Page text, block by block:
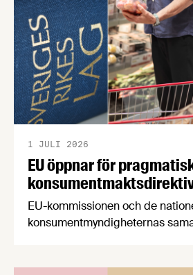
EU öppnar för
1 JULI 2026
EU-kommissionen och de
konsumentmyndigheternas